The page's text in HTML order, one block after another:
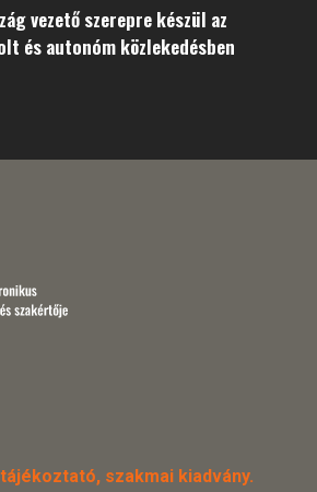
vezető szerepre készül az
és autonóm közlekedésben
szakmai kiadvány.